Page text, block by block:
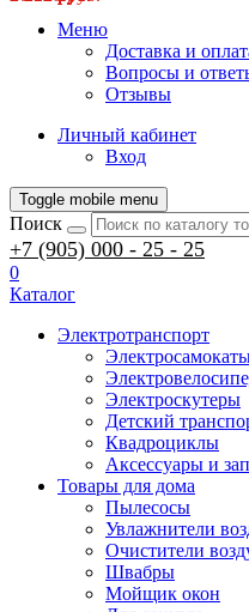
Меню
Доставка и
Вопросы и
Отзывы
Личный кабинет
Вход
Toggle mobile menu
Поиск
+7 (905) 000 - 25 - 25
0
Каталог
Электротранспорт
Электроскутеры
Детский
Квадроциклы
Аксессуары и
Товары для дома
Пылесосы
Увлажнители
Очистители
Швабры
Мойщик окон